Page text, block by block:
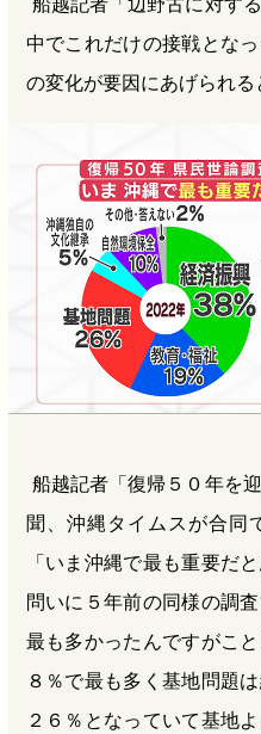
中でこれだけの接戦とな
の変化が要因にあげられる
船越記者「復帰５０年を
聞、沖縄タイムスが合同
「いま沖縄で最も重要だ
問いに５年前の同様の調
最も多かったんですがこ
８％で最も多く基地問題
２６％となっていて基地